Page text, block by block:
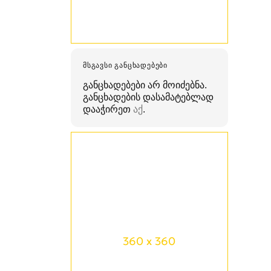
ᲛᲡᲒᲐᲕᲡᲘ ᲒᲐᲜᲪᲮᲐᲓᲔᲑᲔᲑᲘ
განცხადებები არ მოიძებნა.
განცხადების დასამატებლად
დააჭირეთ აქ.
360 x 360